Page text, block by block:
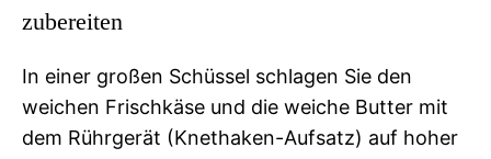
zubereiten
In einer großen Schüssel schlagen Sie den
weichen Frischkäse und die weiche Butter mit
dem Rührgerät (Knethaken-Aufsatz) auf hoher